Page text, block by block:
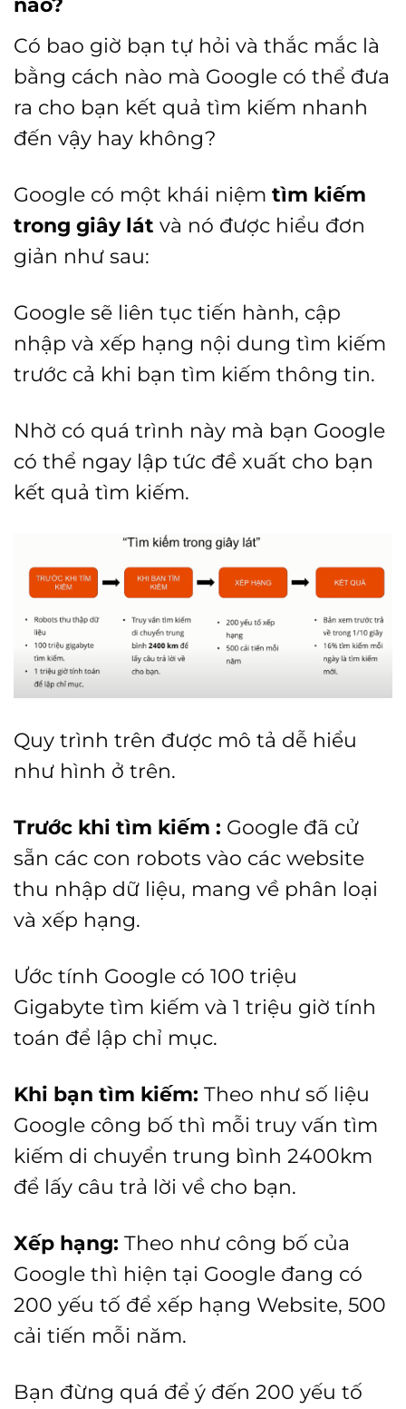
Có bao giờ bạn tự hỏi và thắc mắc là
bằng cách nào mà Google có thể đưa
ra cho bạn kết quả tìm kiếm nhanh
đến vậy hay không?
Google có một khái niệm tìm kiếm
trong giây lát và nó được hiểu đơn
giản như sau:
Google sẽ liên tục tiến hành, cập
nhập và xếp hạng nội dung tìm kiếm
trước cả khi bạn tìm kiếm thông tin.
Nhờ có quá trình này mà bạn Google
có thể ngay lập tức đề xuất cho bạn
kết quả tìm kiếm.
Quy trình trên được mô tả dễ hiểu
như hình ở trên.
Trước khi tìm kiếm : Google đã cử
sẵn các con robots vào các website
thu nhập dữ liệu, mang về phân loại
và xếp hạng.
Ước tính Google có 100 triệu
Gigabyte tìm kiếm và 1 triệu giờ tính
toán để lập chỉ mục.
Khi bạn tìm kiếm: Theo như số liệu
Google công bố thì mỗi truy vấn tìm
kiếm di chuyển trung bình 2400km
để lấy câu trả lời về cho bạn.
Xếp hạng: Theo như công bố của
Google thì hiện tại Google đang có
200 yếu tố để xếp hạng Website, 500
cải tiến mỗi năm.
Bạn đừng quá để ý đến 200 yếu tố